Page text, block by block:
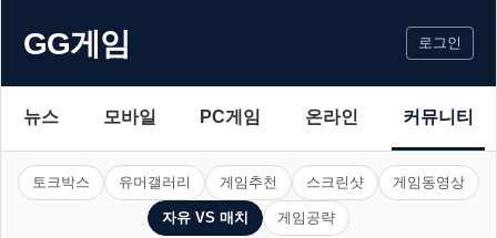
GG게임 로그인
뉴스 모바일 PC게임 온라인 커뮤니티
토크박스 유머갤러리 게임추천 스크린샷 게임동영상
자유 VS 매치 게임공략